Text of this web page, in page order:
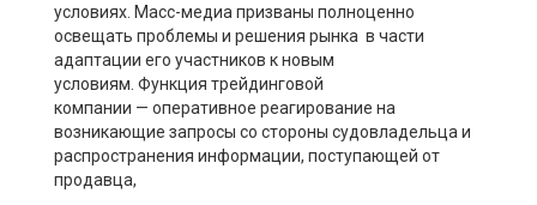
условиях. Масс-медиа призваны полноценно
освещать проблемы и решения рынка в части
адаптации его участников к новым
условиям. Функция трейдинговой
компании — оперативное реагирование на
возникающие запросы со стороны судовладельца и
распространения информации, поступающей от
продавца,